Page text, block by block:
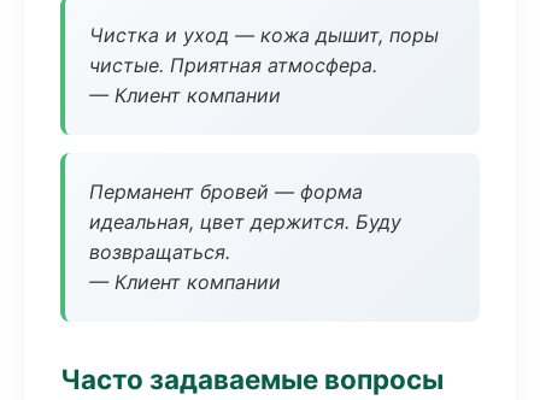
Чистка и уход — кожа дышит, поры
чистые. Приятная атмосфера.
— Клиент компании
Перманент бровей — форма
идеальная, цвет держится. Буду
возвращаться.
— Клиент компании
Часто задаваемые вопросы